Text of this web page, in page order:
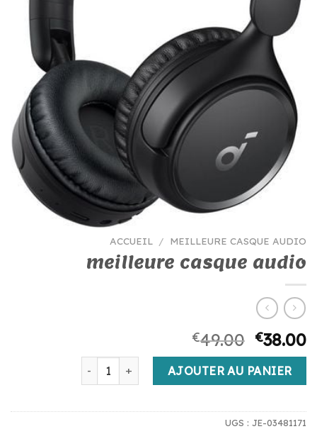
ACCUEIL / MEILLEURE CASQUE AUDIO
meilleure casque audio
€49.00 €38.00
quantité de meilleure casque audio
AJOUTER AU PANIER
UGS : JE-03481171